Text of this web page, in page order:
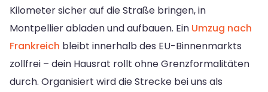
Kilometer sicher auf die Straße bringen, in
Montpellier abladen und aufbauen. Ein Umzug nach
Frankreich bleibt innerhalb des EU-Binnenmarkts
zollfrei – dein Hausrat rollt ohne Grenzformalitäten
durch. Organisiert wird die Strecke bei uns als